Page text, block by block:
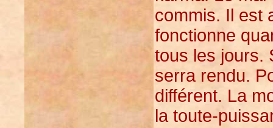
commis. Il est
fonctionne
tous les jours.
serra rendu.
différent. La
la toute-